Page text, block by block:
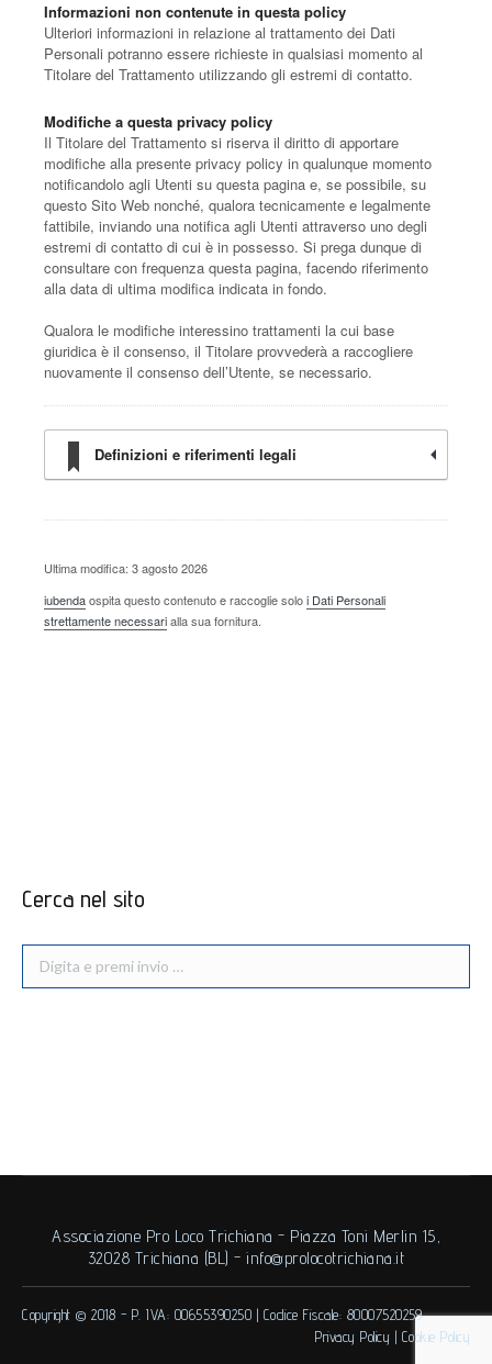
Informazioni non contenute in questa policy
Ulteriori informazioni in relazione al trattamento dei Dati
Personali potranno essere richieste in qualsiasi momento al
Titolare del Trattamento utilizzando gli estremi di contatto.
Modifiche a questa privacy policy
Il Titolare del Trattamento si riserva il diritto di apportare
modifiche alla presente privacy policy in qualunque momento
notificandolo agli Utenti su questa pagina e, se possibile, su
questo Sito Web nonché, qualora tecnicamente e legalmente
fattibile, inviando una notifica agli Utenti attraverso uno degli
estremi di contatto di cui è in possesso. Si prega dunque di
consultare con frequenza questa pagina, facendo riferimento
alla data di ultima modifica indicata in fondo.
Qualora le modifiche interessino trattamenti la cui base
giuridica è il consenso, il Titolare provvederà a raccogliere
nuovamente il consenso dell’Utente, se necessario.
Definizioni e riferimenti legali
Ultima modifica: 3 agosto 2026
iubendaospita questo contenuto e raccoglie soloi Dati Personali
strettamente necessarialla sua fornitura.
Cerca nel sito
Associazione Pro Loco Trichiana - Piazza Toni Merlin 15,
32028 Trichiana (BL) -info@prolocotrichiana.it
Copyright © 2018 - P. IVA: 00655390250 | Codice Fiscale: 80007520259
Privacy Policy | Cookie Policy